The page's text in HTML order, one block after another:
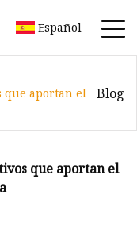
Español
que aportan el
Blog
que aportan el